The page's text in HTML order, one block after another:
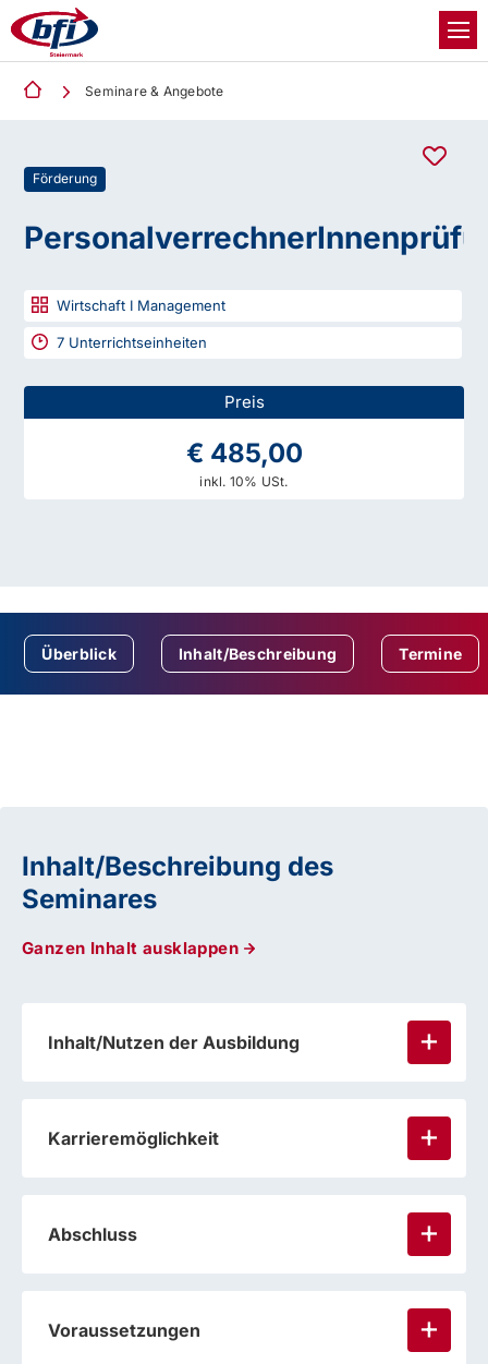
Seminare & Angebote
Förderung
Wirtschaft I Management
7 Unterrichtseinheiten
Preis
€ 485,00
inkl. 10% USt.
Überblick Inhalt/Beschreibung Termine
Inhalt/Beschreibung des
Seminares
Ganzen Inhalt ausklappen
Inhalt/Nutzen der Ausbildung
Karrieremöglichkeit
Abschluss
Voraussetzungen